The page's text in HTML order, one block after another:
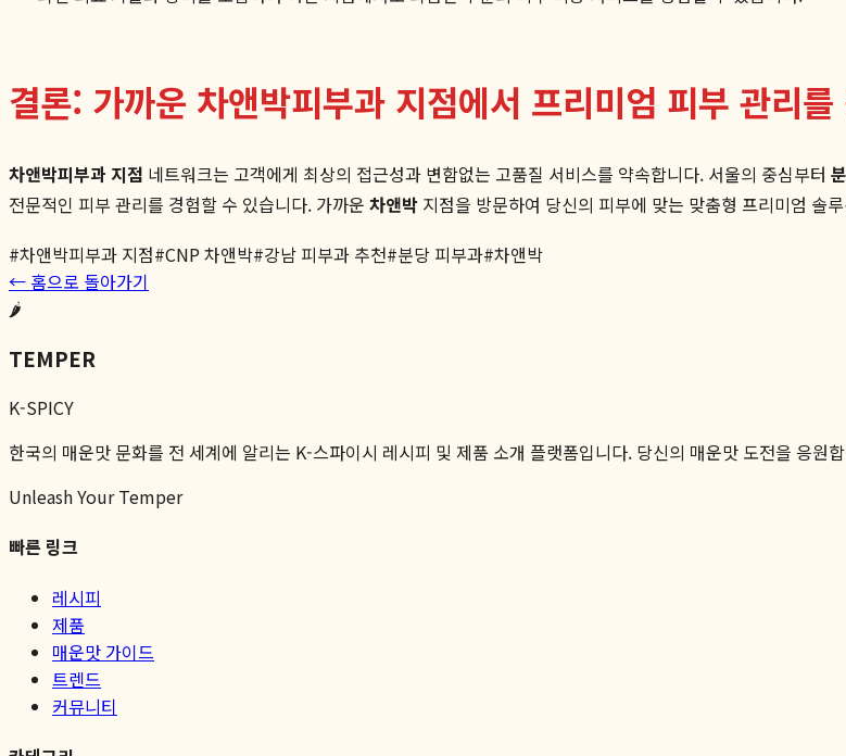
결론: 가까운 차앤박피부과 지점에서 프리미엄 피부 관리
차앤박피부과 지점 네트워크는 고객에게 최상의 접근성과 변함없는 고품질 서비스를 약속합니다. 서울의 중심부터
전문적인 피부 관리를 경험할 수 있습니다. 가까운 차앤박 지점을 방문하여 당신의 피부에 맞는 맞춤형 프리미엄 솔
#차앤박피부과 지점#CNP 차앤박#강남 피부과 추천#분당 피부과#차앤박
← 홈으로 돌아가기
🌶️
TEMPER
K-SPICY
한국의 매운맛 문화를 전 세계에 알리는 K-스파이시 레시피 및 제품 소개 플랫폼입니다. 당신의 매운맛 도전을 응원
Unleash Your Temper
빠른 링크
레시피
제품
매운맛 가이드
트렌드
커뮤니티